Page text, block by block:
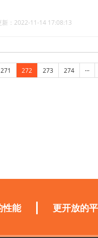
新：2022-11-14 17:08:13
271 272 273 274 ···
性能 更开放的